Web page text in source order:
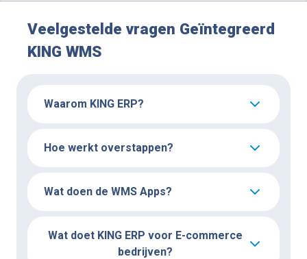
Veelgestelde vragen Geïntegreerd
KING WMS
Waarom KING ERP?
Hoe werkt overstappen?
Wat doen de WMS Apps?
Wat doet KING ERP voor E-commerce
bedrijven?